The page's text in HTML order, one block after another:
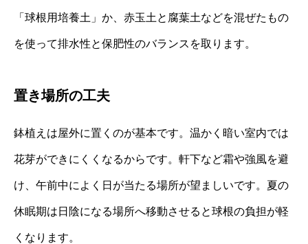
「球根用培養土」か、赤玉土と腐葉土などを混ぜたもの
を使って排水性と保肥性のバランスを取ります。
置き場所の工夫
鉢植えは屋外に置くのが基本です。温かく暗い室内では
花芽ができにくくなるからです。軒下など霜や強風を避
け、午前中によく日が当たる場所が望ましいです。夏の
休眠期は日陰になる場所へ移動させると球根の負担が軽
くなります。